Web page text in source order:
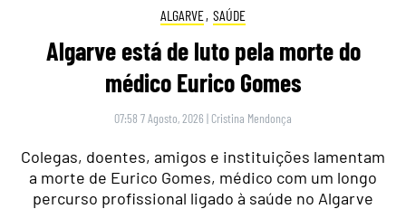
ALGARVE, SAÚDE
Algarve está de luto pela morte do
médico Eurico Gomes
07:58 7 Agosto, 2026 | Cristina Mendonça
Colegas, doentes, amigos e instituições lamentam
a morte de Eurico Gomes, médico com um longo
percurso profissional ligado à saúde no Algarve